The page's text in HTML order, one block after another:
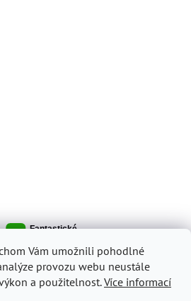
Vám umožnili pohodlné
provozu webu neustále
a použitelnost.Více informací